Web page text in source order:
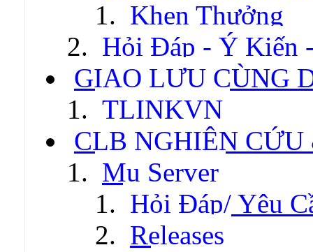
Khen Thưởng
Hỏi Đáp - Ý Kiến
GIAO LƯU CÙNG
TLINKVN
CLB NGHIÊN
Mu Server
Hỏi Đáp/ Yêu
Releases